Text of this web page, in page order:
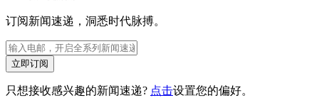
订阅新闻速递，洞悉时代脉搏。
立即订阅
只想接收感兴趣的新闻速递? 点击设置您的偏好。